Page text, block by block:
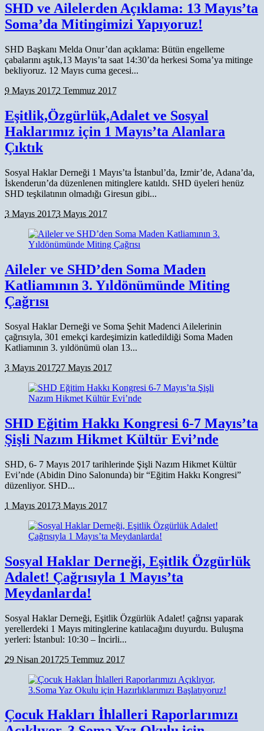
SHD ve Ailelerden Açıklama: 13 Mayıs’ta
Soma’da Mitingimizi Yapıyoruz!
SHD Başkanı Melda Onur’dan açıklama: Bütün engelleme
çabalarını aştık,13 Mayıs’ta saat 14:30’da herkesi Soma’ya mitinge
bekliyoruz. 12 Mayıs cuma gecesi...
9 Mayıs 20172 Temmuz 2017
Eşitlik,Özgürlük,Adalet ve Sosyal
Haklarımız için 1 Mayıs’ta Alanlara
Çıktık
Sosyal Haklar Derneği 1 Mayıs’ta İstanbul’da, Izmir’de, Adana’da,
İskenderun’da düzenlenen mitinglere katıldı. SHD üyeleri henüz
SHD teşkilatının olmadığı Giresun gibi...
3 Mayıs 20173 Mayıs 2017
Aileler ve SHD’den Soma Maden
Katliamının 3. Yıldönümünde Miting
Çağrısı
Sosyal Haklar Derneği ve Soma Şehit Madenci Ailelerinin
çağrısıyla, 301 emekçi kardeşimizin katledildiği Soma Maden
Katliamının 3. yıldönümü olan 13...
3 Mayıs 201727 Mayıs 2017
SHD Eğitim Hakkı Kongresi 6-7 Mayıs’ta
Şişli Nazım Hikmet Kültür Evi’nde
SHD, 6- 7 Mayıs 2017 tarihlerinde Şişli Nazım Hikmet Kültür
Evi’nde (Abidin Dino Salonunda) bir “Eğitim Hakkı Kongresi”
düzenliyor. SHD...
1 Mayıs 20173 Mayıs 2017
Sosyal Haklar Derneği, Eşitlik Özgürlük
Adalet! Çağrısıyla 1 Mayıs’ta
Meydanlarda!
Sosyal Haklar Derneği, Eşitlik Özgürlük Adalet! çağrısı yaparak
yerellerdeki 1 Mayıs mitinglerine katılacağını duyurdu. Buluşma
yerleri: İstanbul: 10:30 – İncirli...
29 Nisan 201725 Temmuz 2017
Çocuk Hakları İhlalleri Raporlarımızı